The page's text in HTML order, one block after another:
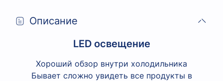
Описание
LED освещение
Хороший обзор внутри холодильника
Бывает сложно увидеть все продукты в